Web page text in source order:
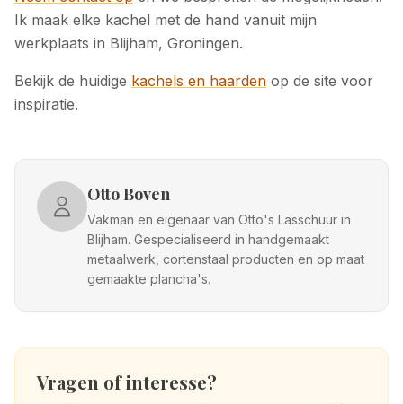
Ik maak elke kachel met de hand vanuit mijn
werkplaats in Blijham, Groningen.
Bekijk de huidige kachels en haarden op de site voor
inspiratie.
Otto Boven
Vakman en eigenaar van Otto's Lasschuur in
Blijham. Gespecialiseerd in handgemaakt
metaalwerk, cortenstaal producten en op maat
gemaakte plancha's.
Vragen of interesse?